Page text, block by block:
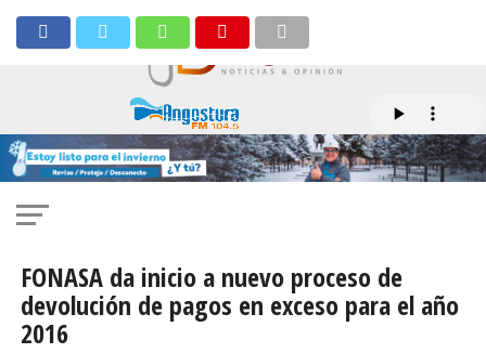
FONASA da inicio a nuevo proceso de
devolución de pagos en exceso para el año
2016